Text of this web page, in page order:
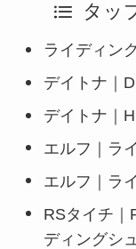
タッ
ライディン
デイトナ｜
デイトナ｜
エルフ｜ラ
エルフ｜ラ
RSタイチ｜
ディングシ